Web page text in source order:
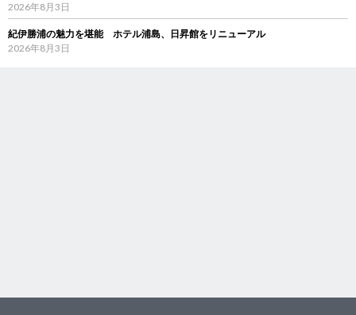
2026年8月3日
紀伊勝浦の魅力を堪能 ホテル浦島、日昇館をリニューアル
2026年8月3日